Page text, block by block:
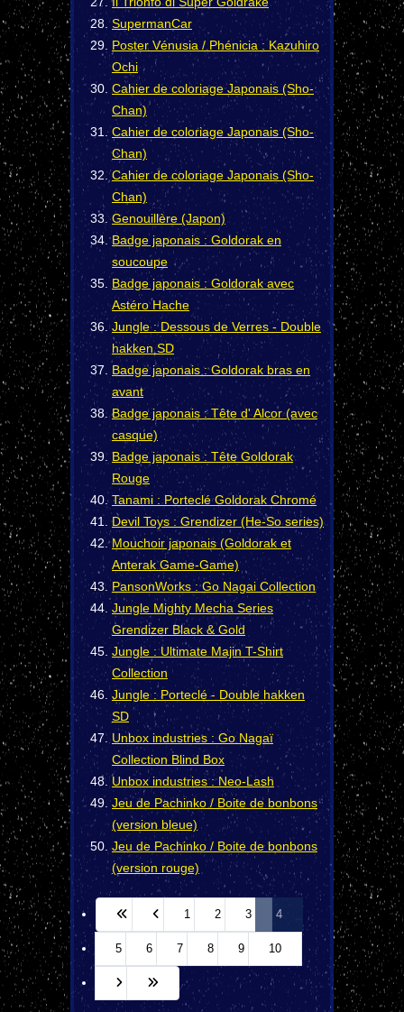
SupermanCar
Poster Vénusia / Phénicia : Kazuhiro
Ochi
Cahier de coloriage Japonais (Sho-
Chan)
Cahier de coloriage Japonais (Sho-
Chan)
Cahier de coloriage Japonais (Sho-
Chan)
Genouillère (Japon)
Badge japonais : Goldorak en
soucoupe
Badge japonais : Goldorak avec
Astéro Hache
Jungle : Dessous de Verres - Double
hakken SD
Badge japonais : Goldorak bras en
avant
Badge japonais : Tête d' Alcor (avec
casque)
Badge japonais : Tête Goldorak
Rouge
Tanami : Porteclé Goldorak Chromé
Devil Toys : Grendizer (He-So series)
Mouchoir japonais (Goldorak et
Anterak Game-Game)
PansonWorks : Go Nagai Collection
Jungle Mighty Mecha Series
Grendizer Black & Gold
Jungle : Ultimate Majin T-Shirt
Collection
Jungle : Porteclé - Double hakken
SD
Unbox industries : Go Nagaï
Collection Blind Box
Unbox industries : Neo-Lash
Jeu de Pachinko / Boite de bonbons
(version bleue)
Jeu de Pachinko / Boite de bonbons
(version rouge)
1 2 3 4
5 6 7 8 9 10